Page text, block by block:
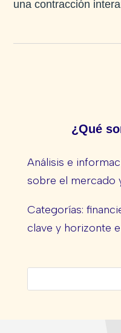
una contracción
¿Qué
Análisis e
sobre el mercado
Categorías:
clave y horizonte